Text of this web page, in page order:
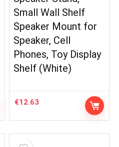
Small Wall Shelf
Speaker Mount for
Speaker, Cell
Phones, Toy Display
Shelf (White)
€12.63